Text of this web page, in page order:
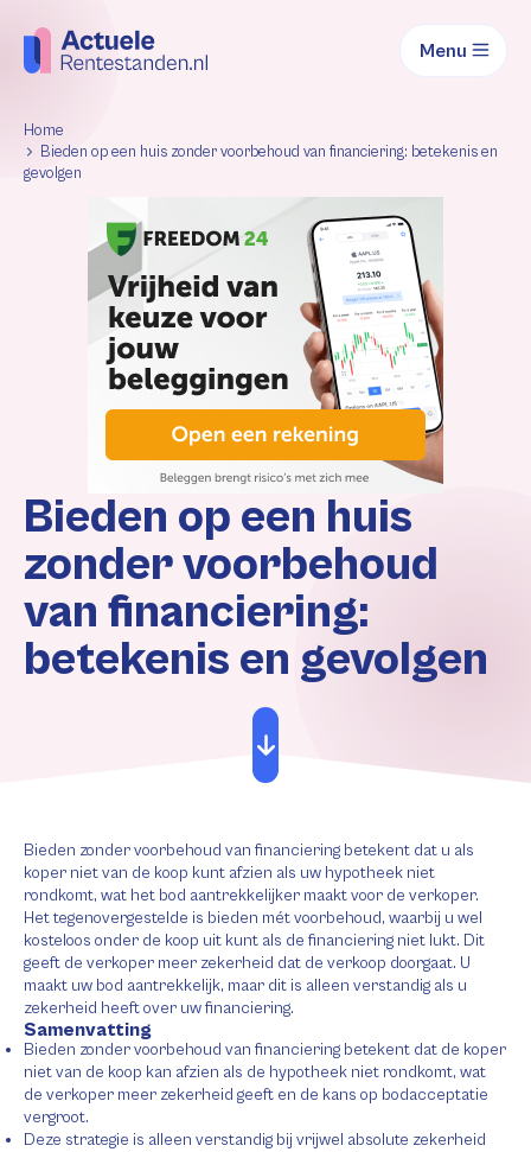
Menu
Home
Bieden op een huis zonder voorbehoud van financiering: betekenis en
gevolgen
Bieden op een huis
zonder voorbehoud
van financiering:
betekenis en gevolgen
Bieden zonder voorbehoud van financiering betekent dat u als
koper niet van de koop kunt afzien als uw hypotheek niet
rondkomt, wat het bod aantrekkelijker maakt voor de verkoper.
Het tegenovergestelde is bieden mét voorbehoud, waarbij u wel
kosteloos onder de koop uit kunt als de financiering niet lukt. Dit
geeft de verkoper meer zekerheid dat de verkoop doorgaat. U
maakt uw bod aantrekkelijk, maar dit is alleen verstandig als u
zekerheid heeft over uw financiering.
Samenvatting
Bieden zonder voorbehoud van financiering betekent dat de koper
niet van de koop kan afzien als de hypotheek niet rondkomt, wat
de verkoper meer zekerheid geeft en de kans op bodacceptatie
vergroot.
Deze strategie is alleen verstandig bij vrijwel absolute zekerheid